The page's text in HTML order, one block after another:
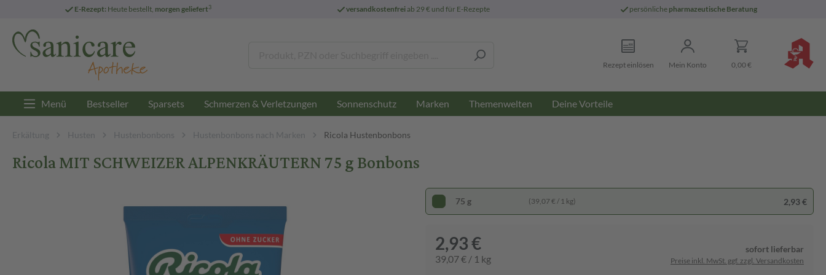
E-Rezept: Heute bestellt, morgen geliefert3 versandkostenfreiab 29 € und für E-Rezepte persönliche pharmazeutische Beratung
Rezept einlösen Mein Konto 0,00 €
Menü Bestseller Sparsets Schmerzen & Verletzungen Sonnenschutz Marken Themenwelten Deine Vorteile
Erkältung Husten Hustenbonbons Hustenbonbons nach Marken Ricola Hustenbonbons
Ricola MIT SCHWEIZER ALPENKRÄUTERN 75 g Bonbons
75 g (39,07 € / 1 kg) 2,93 €
2,93 €
39,07 € / 1 kg
sofort lieferbar
Preise inkl. MwSt. ggf. zzgl. Versandkosten